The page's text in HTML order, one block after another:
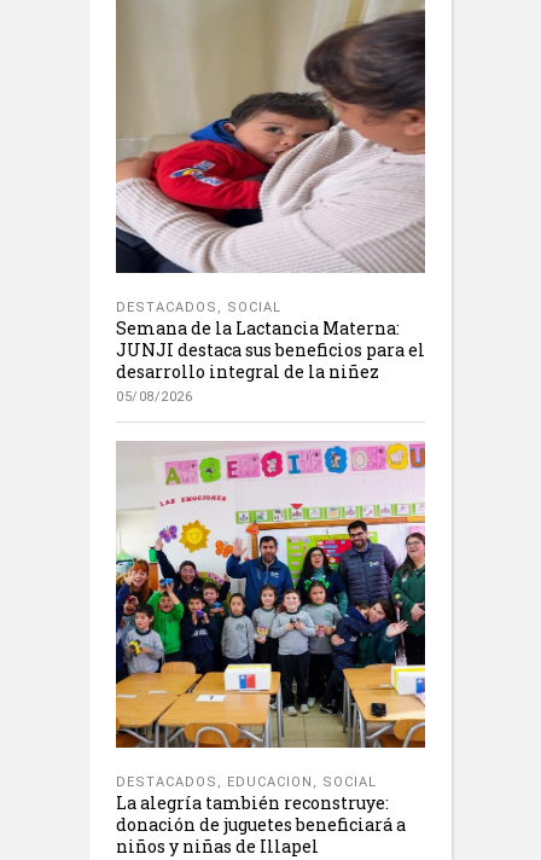
DESTACADOS SOCIAL
Semana de la Lactancia Materna:
JUNJI destaca sus beneficios para el
desarrollo integral de la niñez
05/08/2026
DESTACADOS , EDUCACION , SOCIAL
La alegría también reconstruye:
donación de juguetes beneficiará a
niños y niñas de Illapel